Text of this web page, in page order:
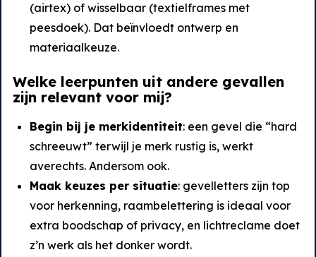
(airtex) of wisselbaar (textielframes met
peesdoek). Dat beïnvloedt ontwerp en
materiaalkeuze.
Welke leerpunten uit andere gevallen
zijn relevant voor mij?
Begin bij je merkidentiteit: een gevel die “hard
schreeuwt” terwijl je merk rustig is, werkt
averechts. Andersom ook.
Maak keuzes per situatie: gevelletters zijn top
voor herkenning, raambelettering is ideaal voor
extra boodschap of privacy, en lichtreclame doet
z’n werk als het donker wordt.